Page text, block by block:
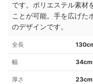
です。ポリエステル素材
ことが可能。手を広げた
のデザインです。
全長
幅 34cm
厚さ 23cm